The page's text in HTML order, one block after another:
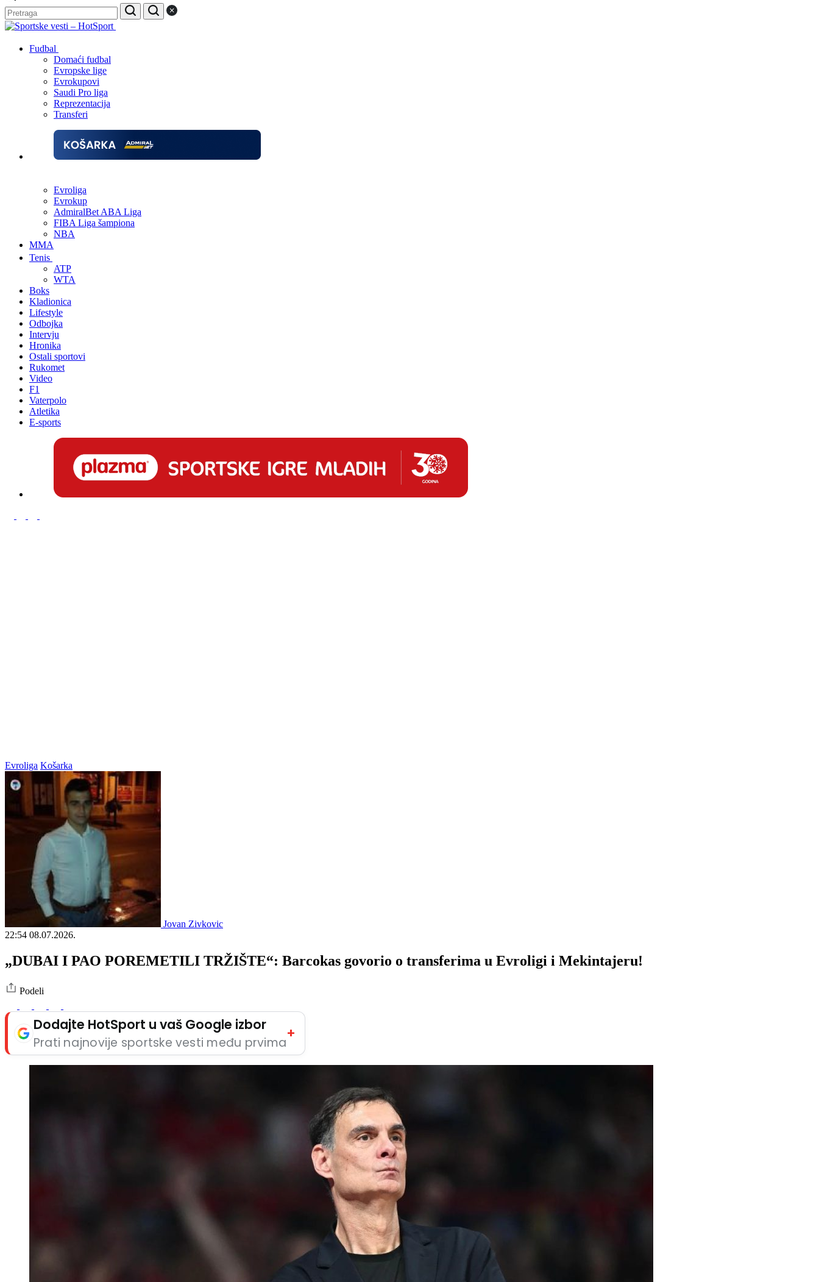
Fudbal
Domaći fudbal
Evropske lige
Evrokupovi
Saudi Pro liga
Reprezentacija
Transferi
Evroliga
Evrokup
AdmiralBet ABA Liga
FIBA Liga šampiona
NBA
MMA
Tenis
ATP
WTA
Boks
Kladionica
Lifestyle
Odbojka
Intervju
Hronika
Ostali sportovi
Rukomet
Video
F1
Vaterpolo
Atletika
E-sports
Evroliga Košarka
Jovan Zivkovic
22:54 08.07.2026.
„DUBAI I PAO POREMETILI TRŽIŠTE“: Barcokas govorio o transferima u Evroligi i Mekintajeru!
Podeli
Dodajte HotSport u vaš Google izbor
Prati najnovije sportske vesti među prvima
+